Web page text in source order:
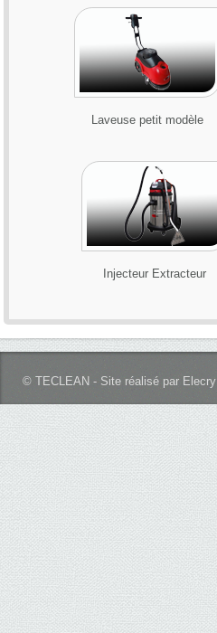
Laveuse petit modèle
Injecteur Extracteur
© TECLEAN - Site réalisé par Elecry